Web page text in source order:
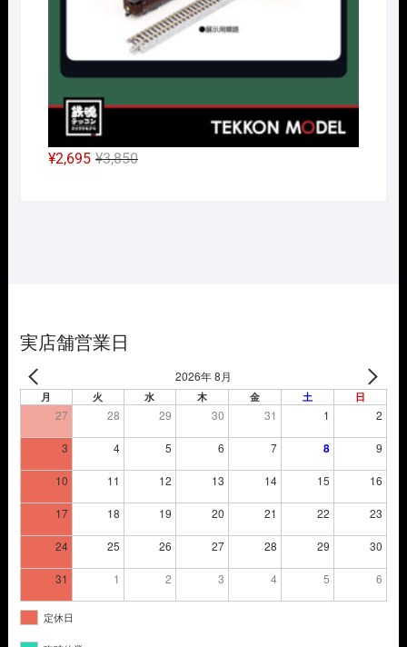
¥3,850元
¥2,695
現
実店舗営業日
2026年 8月
月 火 水 木 金 土 日
27 28 29 30 31 1 2
3 4 5 6 7 8 9
10 11 12 13 14 15 16
17 18 19 20 21 22 23
24 25 26 27 28 29 30
31 1 2 3 4 5 6
定休日